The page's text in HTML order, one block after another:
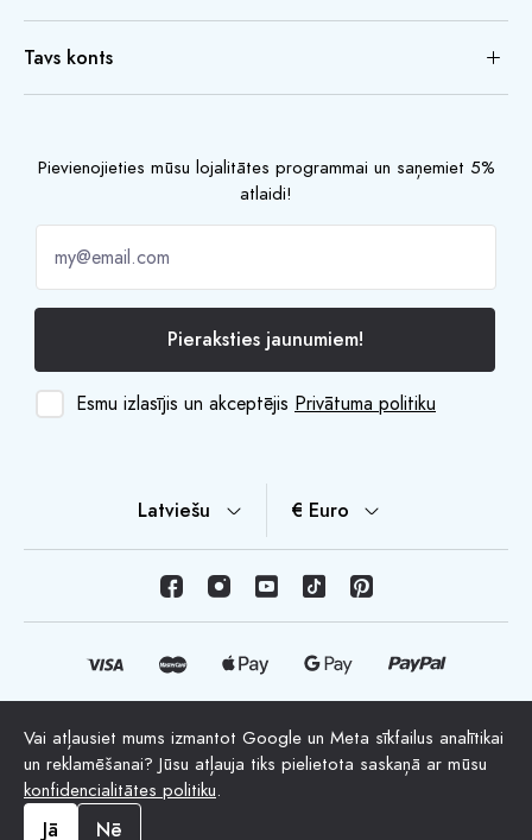
Tavs konts
Pievienojieties mūsu lojalitātes programmai un saņemiet 5%
atlaidi!
Pieraksties jaunumiem!
Esmu izlasījis un akceptējis Privātuma politiku
Latviešu € Euro
© Autortiesības 2026 HappyMoon, S.L.U. - happymoon.com
"HappyMoon®", "Peltes®" un visi uzņēmuma logotipi ir
HappyMoon, S.L. reģistrētas preču zīmes
Vai atļausiet mums izmantot Google un Meta sīkfailus analītikai
un reklamēšanai? Jūsu atļauja tiks pielietota saskaņā ar mūsu
konfidencialitātes politiku.
Jā Nē